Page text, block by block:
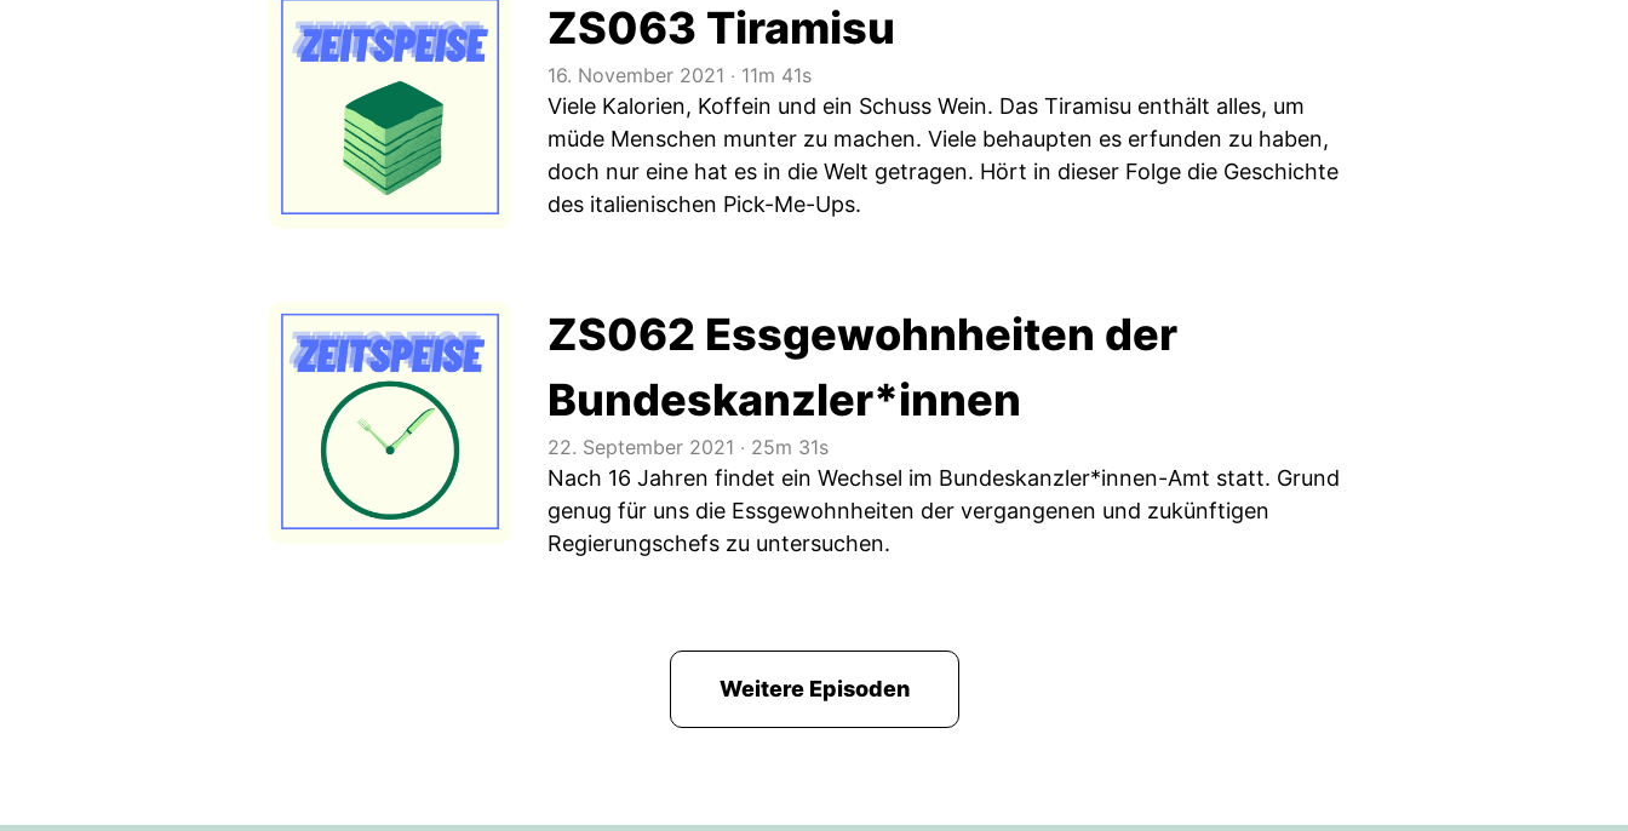
ZS063 Tiramisu
16. November 2021 ‧ 11m 41s
Viele Kalorien, Koffein und ein Schuss Wein. Das Tiramisu enthält alles, um
müde Menschen munter zu machen. Viele behaupten es erfunden zu haben,
doch nur eine hat es in die Welt getragen. Hört in dieser Folge die Geschichte
des italienischen Pick-Me-Ups.
ZS062 Essgewohnheiten der
Bundeskanzler*innen
22. September 2021 ‧ 25m 31s
Nach 16 Jahren findet ein Wechsel im Bundeskanzler*innen-Amt statt. Grund
genug für uns die Essgewohnheiten der vergangenen und zukünftigen
Regierungschefs zu untersuchen.
Weitere Episoden